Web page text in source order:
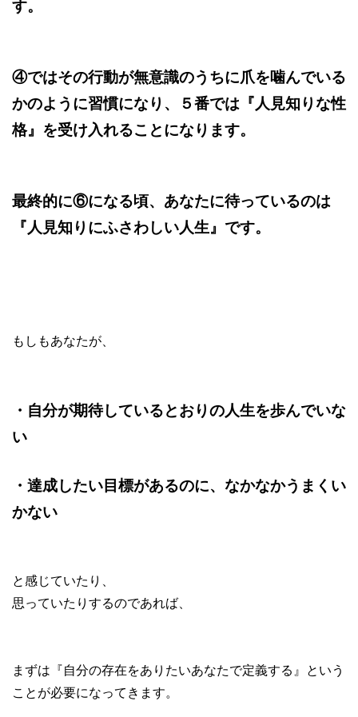
す。
④ではその行動が無意識のうちに爪を噛んでいる
かのように習慣になり、５番では『人見知りな性
格』を受け入れることになります。
最終的に⑥になる頃、あなたに待っているのは
『人見知りにふさわしい人生』です。
もしもあなたが、
・自分が期待しているとおりの人生を歩んでいな
い
・達成したい目標があるのに、なかなかうまくい
かない
と感じていたり、
思っていたりするのであれば、
まずは『自分の存在をありたいあなたで定義する』という
ことが必要になってきます。